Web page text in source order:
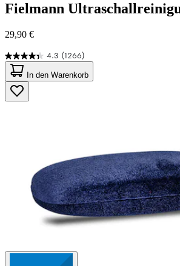
Fielmann
29,90 €
4.3 (1266)
4.3
von
5
Sternen.
1266
In den Warenkorb